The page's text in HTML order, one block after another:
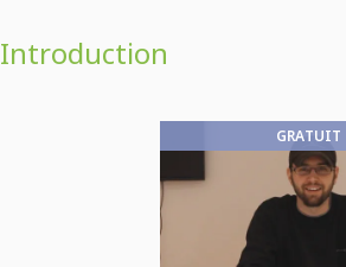
Introduction
GRATUIT